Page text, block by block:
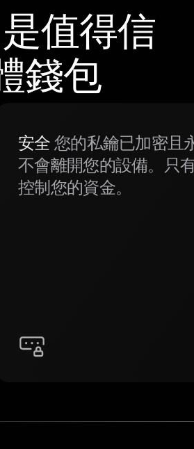
值得信
錢包
安全 您的私鑰已加密且
不會離開您的設備。只
控制您的資金。